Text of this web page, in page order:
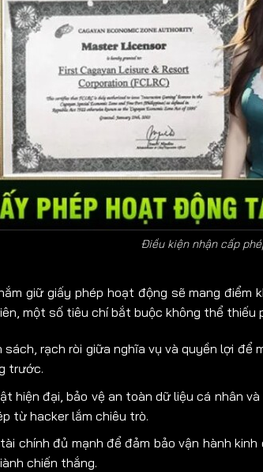
Điều kiện nhận cấp
giữ giấy phép hoạt động sẽ mang điểm
một số tiêu chí bắt buộc không thể thiếu
rạch ròi giữa nghĩa vụ và quyền lợi
trước.
hiện đại, bảo vệ an toàn dữ liệu cá nhân
từ hacker lắm chiêu trò.
chính đủ mạnh để đảm bảo vận hành
chiến thắng.